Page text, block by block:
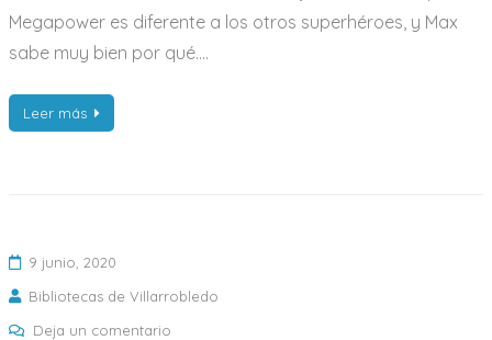
Megapower es diferente a los otros superhéroes, y Max
sabe muy bien por qué.…
Leer más
9 junio, 2020
Bibliotecas de Villarrobledo
Deja un comentarioen